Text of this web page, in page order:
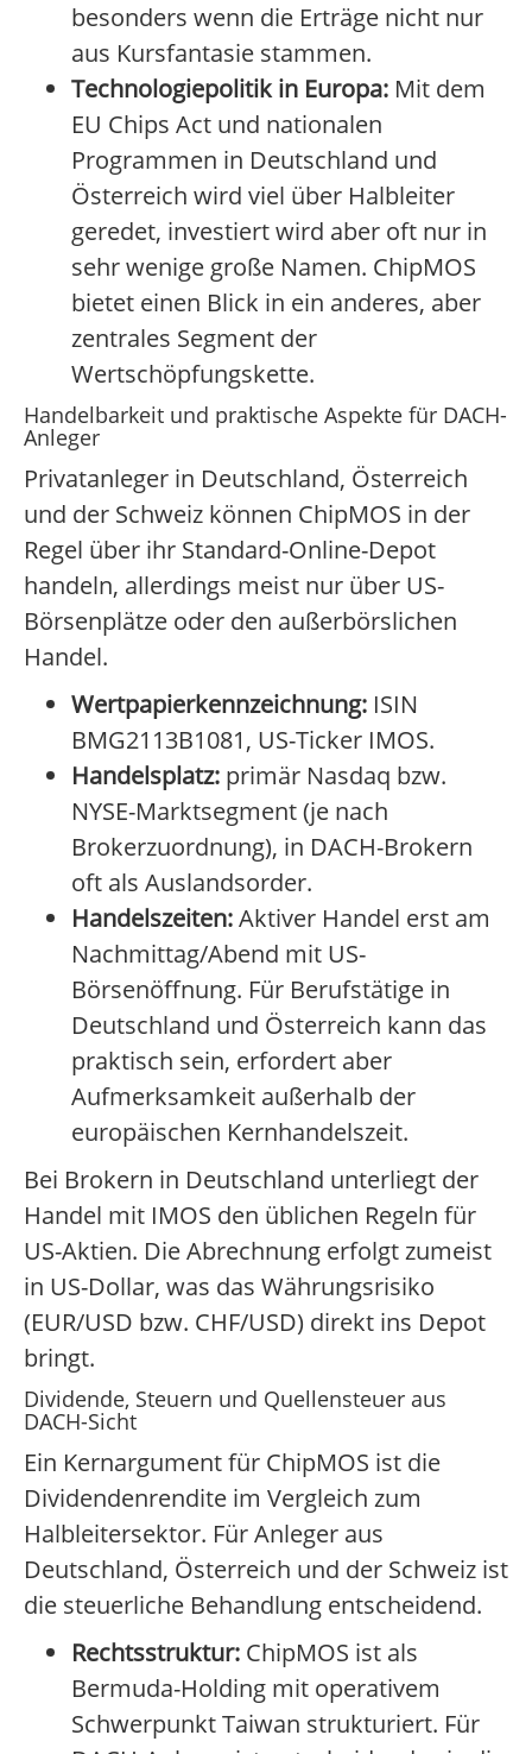
besonders wenn die Erträge nicht nur
aus Kursfantasie stammen.
Technologiepolitik in Europa: Mit dem
EU Chips Act und nationalen
Programmen in Deutschland und
Österreich wird viel über Halbleiter
geredet, investiert wird aber oft nur in
sehr wenige große Namen. ChipMOS
bietet einen Blick in ein anderes, aber
zentrales Segment der
Wertschöpfungskette.
Handelbarkeit und praktische Aspekte für DACH-
Anleger
Privatanleger in Deutschland, Österreich
und der Schweiz können ChipMOS in der
Regel über ihr Standard-Online-Depot
handeln, allerdings meist nur über US-
Börsenplätze oder den außerbörslichen
Handel.
Wertpapierkennzeichnung: ISIN
BMG2113B1081, US-Ticker IMOS.
Handelsplatz: primär Nasdaq bzw.
NYSE-Marktsegment (je nach
Brokerzuordnung), in DACH-Brokern
oft als Auslandsorder.
Handelszeiten:Aktiver Handel erst am
Nachmittag/Abend mit US-
Börsenöffnung. Für Berufstätige in
Deutschland und Österreich kann das
praktisch sein, erfordert aber
Aufmerksamkeit außerhalb der
europäischen Kernhandelszeit.
Bei Brokern in Deutschland unterliegt der
Handel mit IMOS den üblichen Regeln für
US-Aktien. Die Abrechnung erfolgt zumeist
in US-Dollar, was das Währungsrisiko
(EUR/USD bzw. CHF/USD) direkt ins Depot
bringt.
Dividende, Steuern und Quellensteuer aus
DACH-Sicht
Ein Kernargument für ChipMOS ist die
Dividendenrendite im Vergleich zum
Halbleitersektor. Für Anleger aus
Deutschland, Österreich und der Schweiz ist
die steuerliche Behandlung entscheidend.
Rechtsstruktur: ChipMOS ist als
Bermuda-Holding mit operativem
Schwerpunkt Taiwan strukturiert. Für